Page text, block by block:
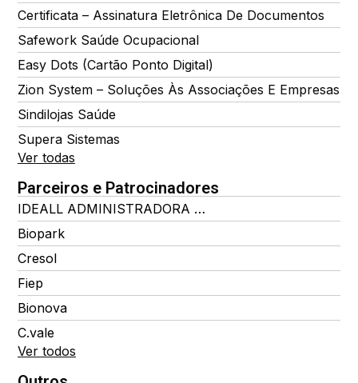
Certificata – Assinatura Eletrônica De Documentos
Safework Saúde Ocupacional
Easy Dots (Cartão Ponto Digital)
Zion System – Soluções Às Associações E Empresas
Sindilojas Saúde
Supera Sistemas
Ver todas
Parceiros e Patrocinadores
IDEALL ADMINISTRADORA DE BENEFÍCIOS
Biopark
Cresol
Fiep
Bionova
C.vale
Ver todos